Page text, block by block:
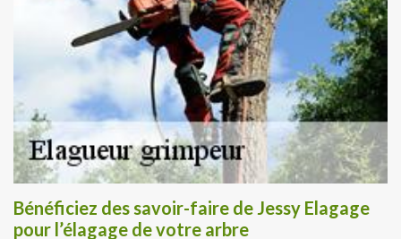
Bénéficiez des savoir-faire de Jessy Elagage
pour l’élagage de votre arbre